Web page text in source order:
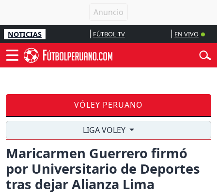
NOTICIAS FÚTBOL TV EN VIVO
VÓLEY PERUANO
LIGA VOLEY
Maricarmen Guerrero firmó
por Universitario de Deportes
tras dejar Alianza Lima